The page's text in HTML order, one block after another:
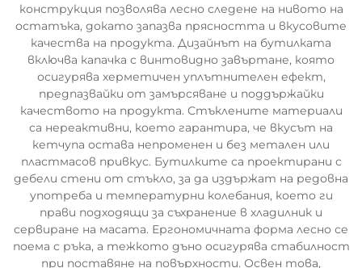
конструкция позволява лесно следене на нивото на
остатъка, докато запазва прясността и вкусовите
качества на продукта. Дизайнът на бутилката
включва капачка с винтовидно завъртане, която
осигурява херметичен уплътнителен ефект,
предпазвайки от замърсяване и поддържайки
качеството на продукта. Стъклените материали
са нереактивни, което гарантира, че вкусът на
кетчупа остава непроменен и без метален или
пластмасов привкус. Бутилките са проектирани с
дебели стени от стъкло, за да издържат на редовна
употреба и температурни колебания, което ги
прави подходящи за съхранение в хладилник и
сервиране на масата. Ергономичната форма лесно се
поема с ръка, а тежкото дъно осигурява стабилност
при поставяне на повърхности. Освен това,